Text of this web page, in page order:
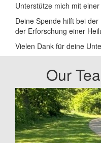
Unterstütze mich mit
Deine Spende hilft bei
der Erforschung einer
Vielen Dank für deine
Our